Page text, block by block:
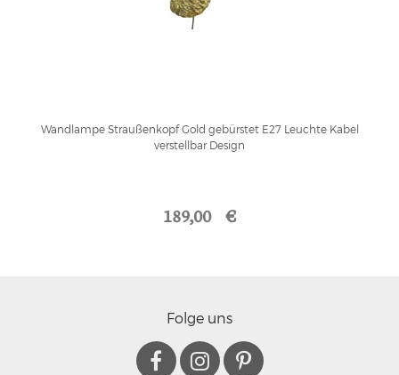
Wandlampe Straußenkopf Gold gebürstet E27 Leuchte Kabel
verstellbar Design
189,00 €
Folge uns